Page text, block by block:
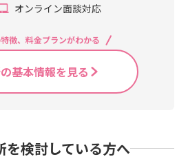
オンライン面談対応
徴、料金プランがわかる
基本情報を見る
を検討している方へ